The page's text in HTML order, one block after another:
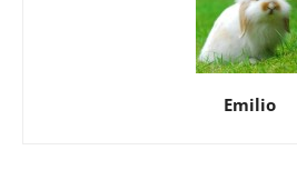
Emilio